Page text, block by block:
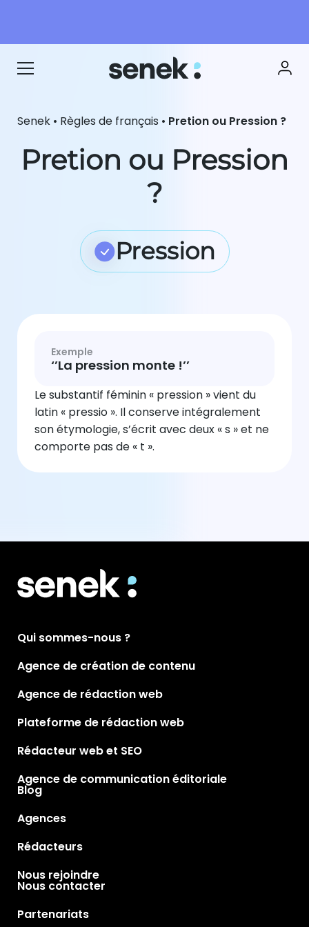
Senek • Règles de français • Pretion ou Pression ?
Pretion ou Pression
?
Pression
Exemple
‘’La pression monte !’’
Le substantif féminin « pression » vient du
latin « pressio ». Il conserve intégralement
son étymologie, s’écrit avec deux « s » et ne
comporte pas de « t ».
Qui sommes-nous ?
Agence de création de contenu
Agence de rédaction web
Plateforme de rédaction web
Rédacteur web et SEO
Agence de communication éditoriale
Blog
Agences
Rédacteurs
Nous rejoindre
Nous contacter
Partenariats